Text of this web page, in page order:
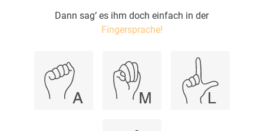
Dann sag‘ es ihm doch einfach in der
Fingersprache!